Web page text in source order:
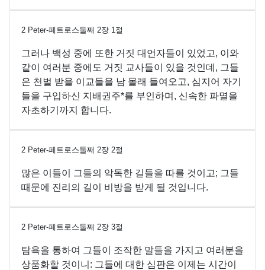
2 Peter-페트로스둘째 2장 1절
그러나 백성 중에 또한 거짓 대언자들이 있었고, 이와
같이 여러분 중에도 거짓 교사들이 있을 것인데, 그들
은 천벌 받을 이교들을 남 몰래 들여오고, 심지어 자기
들을 구입하신 지배권주*를 부인하며, 신속한 파멸을
자초하기까지 합니다.
2 Peter-페트로스둘째 2장 2절
많은 이들이 그들의 악독한 길들을 따를 것이고; 그들
때문에 진리의 길이 비방을 받게 될 것입니다.
2 Peter-페트로스둘째 2장 3절
탐욕을 통하여 그들이 조작한 말들을 가지고 여러분을
상품화할 것이니: 그들에 대한 심판은 이제는 시간이